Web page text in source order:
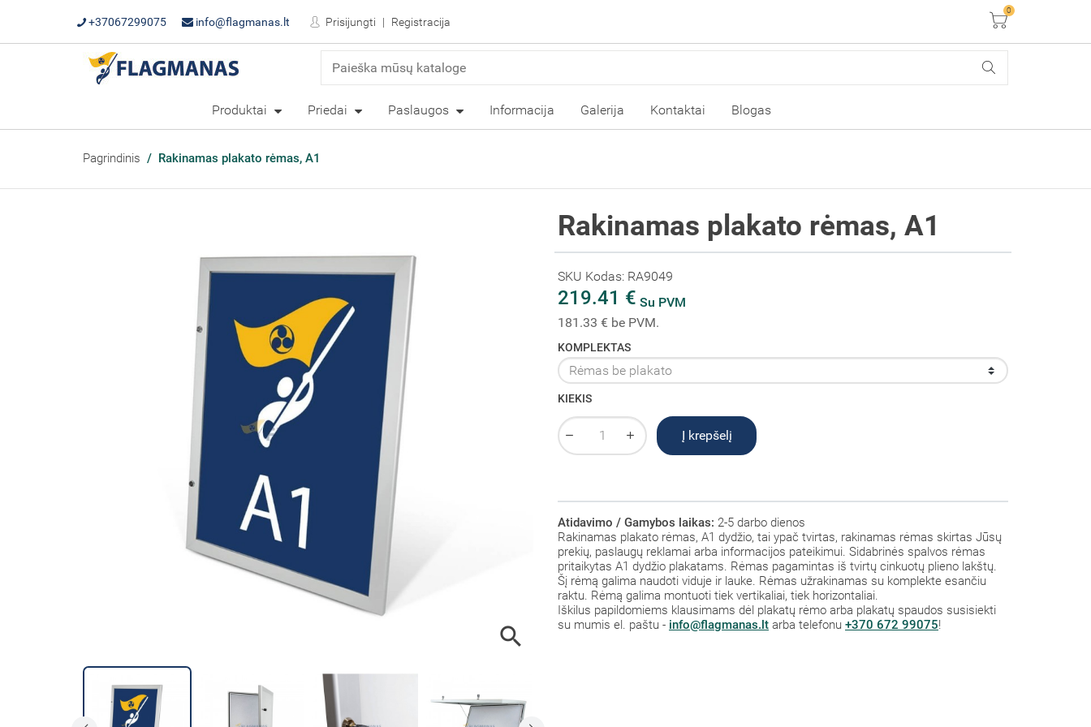
+37067299075 info@flagmanas.lt Prisijungti Registracija Krepšelis
0
Produktai Priedai Paslaugos Informacija Galerija Kontaktai Blogas
Pagrindinis Rakinamas plakato rėmas, A1

Rakinamas plakato rėmas, A1
SKU Kodas: RA9049
219.41 € Su PVM
181.33 € be PVM.
KOMPLEKTAS
KIEKIS
Į krepšelį
Atidavimo / Gamybos laikas: 2-5 darbo dienos
Rakinamas plakato rėmas, A1 dydžio, tai ypač tvirtas, rakinamas rėmas skirtas Jūsų
prekių, paslaugų reklamai arba informacijos pateikimui. Sidabrinės spalvos rėmas
pritaikytas A1 dydžio plakatams. Rėmas pagamintas iš tvirtų cinkuotų plieno lakštų.
Šį rėmą galima naudoti viduje ir lauke. Rėmas užrakinamas su komplekte esančiu
raktu. Rėmą galima montuoti tiek vertikaliai, tiek horizontaliai.
Iškilus papildomiems klausimams dėl plakatų rėmo arba plakatų spaudos susisiekti
su mumis el. paštu - info@flagmanas.lt arba telefonu +370 672 99075!